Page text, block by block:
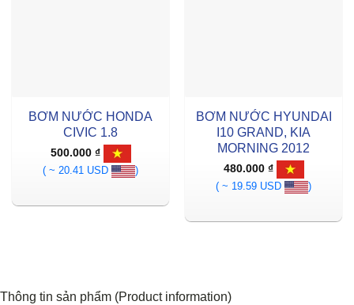
BƠM NƯỚC HONDA
CIVIC 1.8
500.000 ₫
( ~ 20.41 USD
)
BƠM NƯỚC HYUNDAI
I10 GRAND, KIA
MORNING 2012
480.000 ₫
( ~ 19.59 USD
)
Thông tin sản phẩm (Product information)